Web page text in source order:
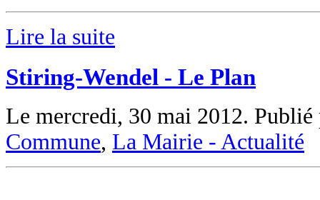
Lire la suite
Stiring-Wendel - Le Plan
Le mercredi, 30 mai 2012.
Commune, La Mairie - Actualité